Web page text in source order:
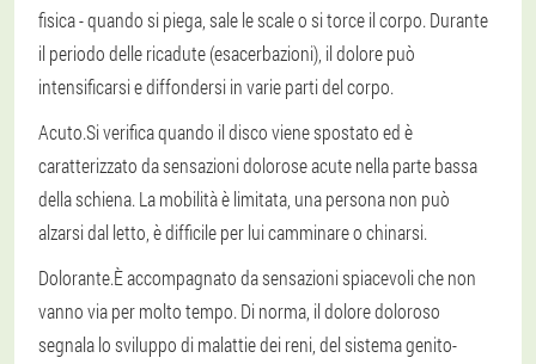
fisica - quando si piega, sale le scale o si torce il corpo. Durante
il periodo delle ricadute (esacerbazioni), il dolore può
intensificarsi e diffondersi in varie parti del corpo.
Acuto.Si verifica quando il disco viene spostato ed è
caratterizzato da sensazioni dolorose acute nella parte bassa
della schiena. La mobilità è limitata, una persona non può
alzarsi dal letto, è difficile per lui camminare o chinarsi.
Dolorante.È accompagnato da sensazioni spiacevoli che non
vanno via per molto tempo. Di norma, il dolore doloroso
segnala lo sviluppo di malattie dei reni, del sistema genito-